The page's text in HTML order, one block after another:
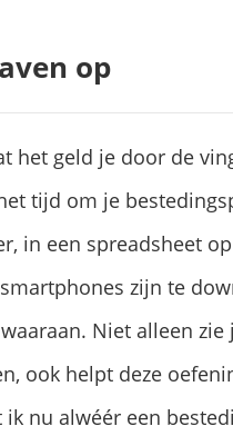
op
het geld je door de
tijd om je
in een spreadsheet
zijn te
Niet alleen
ook helpt deze
ik nu alwéér een